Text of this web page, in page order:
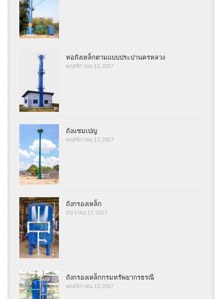
หอถังเหล็กตามแบบประปานครหลวง
พฤศจิกายน 13, 2017
ถังแชมเปญ
พฤศจิกายน 13, 2017
ถังกรองเหล็ก
ธันวาคม 17, 2017
ถังกรองเหล็กกรมทรัพยากรธรณี
พฤศจิกายน 13, 2017